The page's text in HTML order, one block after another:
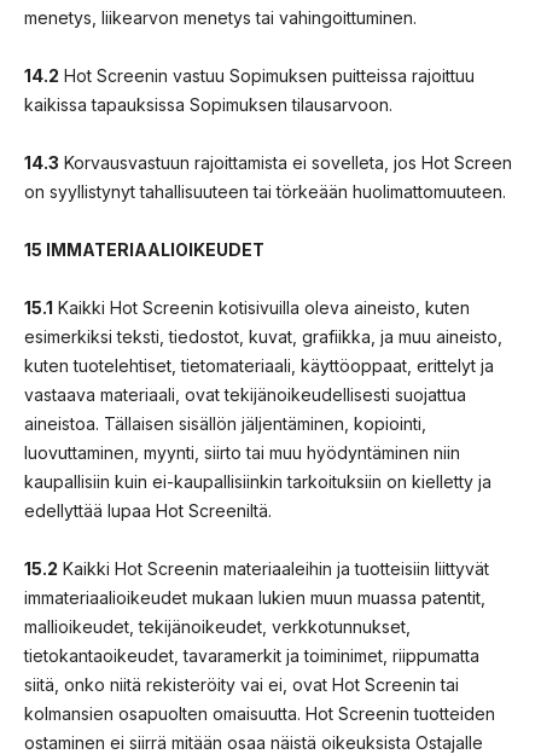
menetys, liikearvon menetys tai vahingoittuminen.
14.2 Hot Screenin vastuu Sopimuksen puitteissa rajoittuu
kaikissa tapauksissa Sopimuksen tilausarvoon.
14.3 Korvausvastuun rajoittamista ei sovelleta, jos Hot Screen
on syyllistynyt tahallisuuteen tai törkeään huolimattomuuteen.
15 IMMATERIAALIOIKEUDET
15.1 Kaikki Hot Screenin kotisivuilla oleva aineisto, kuten
esimerkiksi teksti, tiedostot, kuvat, grafiikka, ja muu aineisto,
kuten tuotelehtiset, tietomateriaali, käyttöoppaat, erittelyt ja
vastaava materiaali, ovat tekijänoikeudellisesti suojattua
aineistoa. Tällaisen sisällön jäljentäminen, kopiointi,
luovuttaminen, myynti, siirto tai muu hyödyntäminen niin
kaupallisiin kuin ei-kaupallisiinkin tarkoituksiin on kielletty ja
edellyttää lupaa Hot Screeniltä.
15.2 Kaikki Hot Screenin materiaaleihin ja tuotteisiin liittyvät
immateriaalioikeudet mukaan lukien muun muassa patentit,
mallioikeudet, tekijänoikeudet, verkkotunnukset,
tietokantaoikeudet, tavaramerkit ja toiminimet, riippumatta
siitä, onko niitä rekisteröity vai ei, ovat Hot Screenin tai
kolmansien osapuolten omaisuutta. Hot Screenin tuotteiden
ostaminen ei siirrä mitään osaa näistä oikeuksista Ostajalle